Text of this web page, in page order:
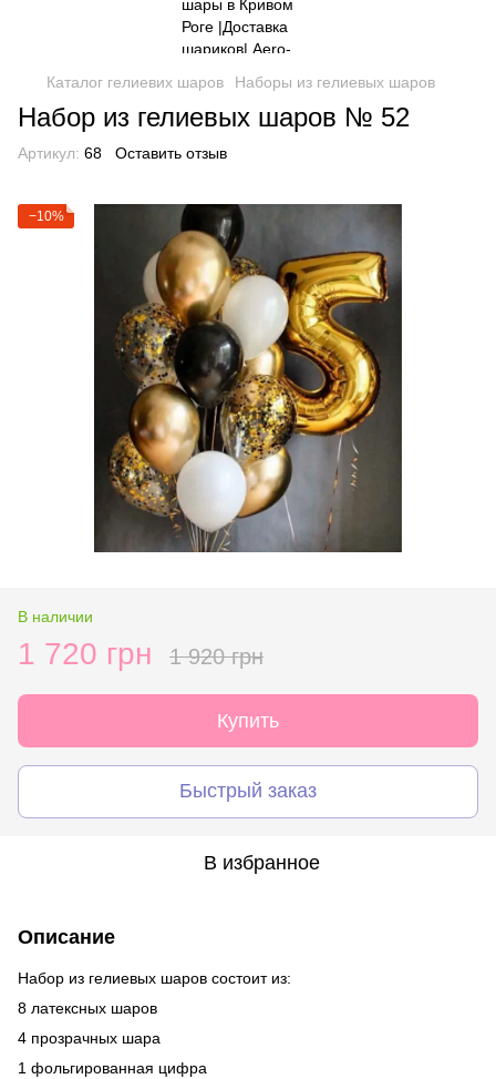
Каталог гелиевих шаров Наборы из гелиевых шаров
Набор из гелиевых шаров № 52
Артикул: 68 Оставить отзыв
−10%
В наличии
1 720 грн 1 920 грн
Купить
Быстрый заказ
В избранное
Описание
Набор из гелиевых шаров состоит из:
8 латексных шаров
4 прозрачных шара
1 фольгированная цифра